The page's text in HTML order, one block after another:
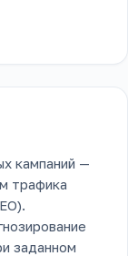
кампаний —
трафика
заданном